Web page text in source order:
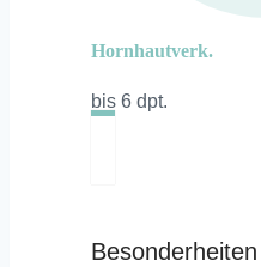
Hornhautverk.
bis 6 dpt.
Besonderheiten